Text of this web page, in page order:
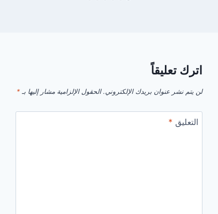
اترك تعليقاً
لن يتم نشر عنوان بريدك الإلكتروني. الحقول الإلزامية مشار إليها بـ *
التعليق *